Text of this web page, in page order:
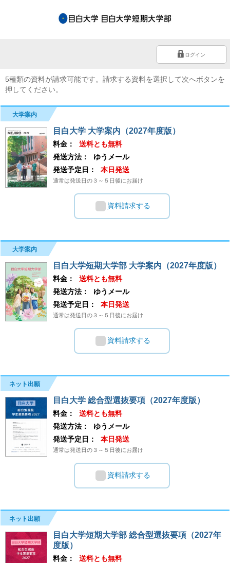
ログイン
5種類の資料が請求可能です。請求する資料を選択して次へボタンを
押してください。
大学案内
目白大学 大学案内（2027年度版）
料金：
送料とも無料
発送方法：
ゆうメール
発送予定日：
本日発送
通常は発送日の３～５日後にお届け
資料請求する
大学案内
目白大学短期大学部 大学案内（2027年度版）
料金：
送料とも無料
発送方法：
ゆうメール
発送予定日：
本日発送
通常は発送日の３～５日後にお届け
資料請求する
ネット出願
目白大学 総合型選抜要項（2027年度版）
料金：
送料とも無料
発送方法：
ゆうメール
発送予定日：
本日発送
通常は発送日の３～５日後にお届け
資料請求する
ネット出願
目白大学短期大学部 総合型選抜要項（2027年
度版）
料金：
送料とも無料